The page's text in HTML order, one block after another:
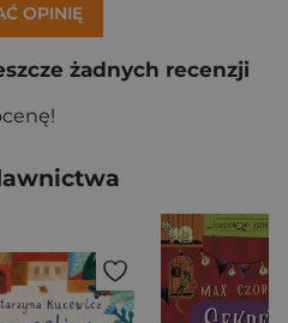
OPINIĘ
żadnych recenzji